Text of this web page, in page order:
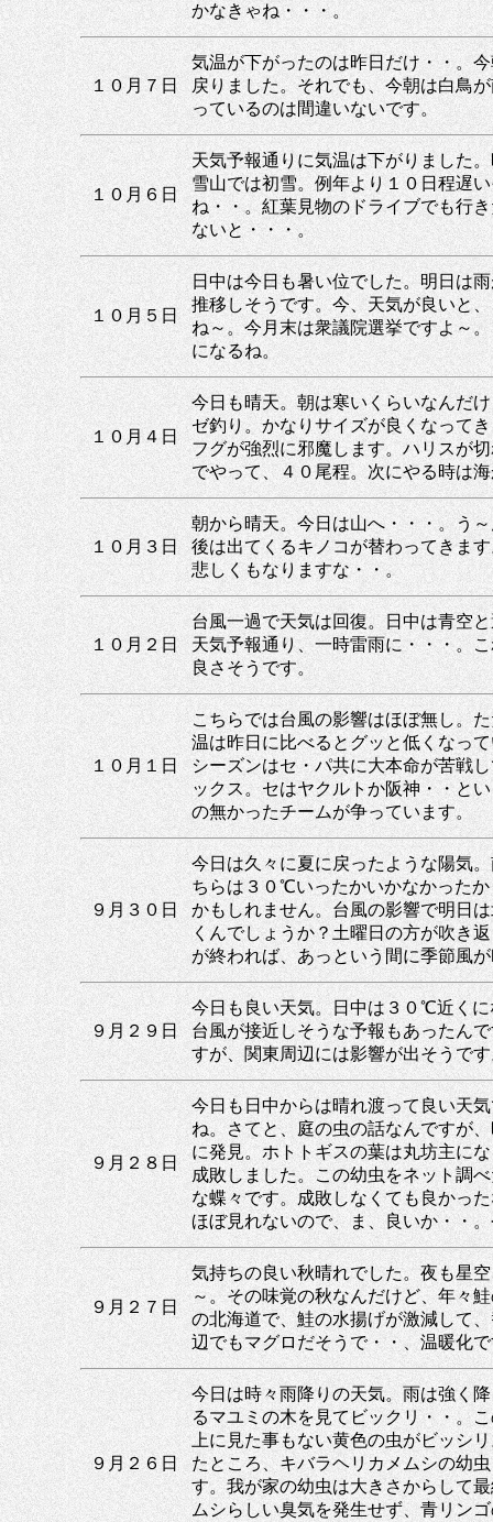
かなきゃね・・・。
１０月７日
気温が下がったのは昨日だけ・・。
戻りました。それでも、今朝は白鳥
っているのは間違いないです。
１０月６日
天気予報通りに気温は下がりました
雪山では初雪。例年より１０日程遅
ね・・。紅葉見物のドライブでも行
ないと・・・。
１０月５日
日中は今日も暑い位でした。明日は
推移しそうです。今、天気が良いと
ね～。今月末は衆議院選挙ですよ～
になるね。
１０月４日
今日も晴天。朝は寒いくらいなんだ
ゼ釣り。かなりサイズが良くなって
フグが強烈に邪魔します。ハリスが
でやって、４０尾程。次にやる時は
１０月３日
朝から晴天。今日は山へ・・・。う
後は出てくるキノコが替わってきま
悲しくもなりますな・・。
１０月２日
台風一過で天気は回復。日中は青空
天気予報通り、一時雷雨に・・・。
良さそうです。
１０月１日
こちらでは台風の影響はほぼ無し。
温は昨日に比べるとグッと低くなっ
シーズンはセ・パ共に大本命が苦戦
ックス。セはヤクルトか阪神・・と
の無かったチームが争っています。
９月３０日
今日は久々に夏に戻ったような陽気
ちらは３０℃いったかいかなかった
かもしれません。台風の影響で明日
くんでしょうか？土曜日の方が吹き
が終われば、あっという間に季節風
９月２９日
今日も良い天気。日中は３０℃近く
台風が接近しそうな予報もあったん
すが、関東周辺には影響が出そうで
９月２８日
今日も日中からは晴れ渡って良い天
ね。さてと、庭の虫の話なんですが
に発見。ホトトギスの葉は丸坊主に
成敗しました。この幼虫をネット調
な蝶々です。成敗しなくても良かっ
ほぼ見れないので、ま、良いか・・
９月２７日
気持ちの良い秋晴れでした。夜も星
～。その味覚の秋なんだけど、年々
の北海道で、鮭の水揚げが激減して
辺でもマグロだそうで・・、温暖化
９月２６日
今日は時々雨降りの天気。雨は強く
るマユミの木を見てビックリ・・。
上に見た事もない黄色の虫がビッシ
たところ、キバラヘリカメムシの幼
す。我が家の幼虫は大きさからして
ムシらしい臭気を発生せず、青リン